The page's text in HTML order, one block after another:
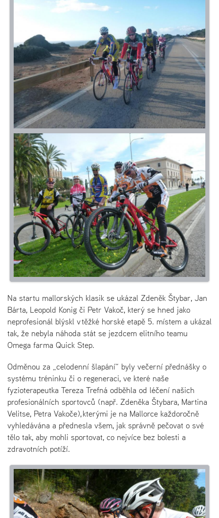
Na startu mallorských klasik se ukázal Zdeněk Štybar, Jan
Bárta, Leopold Konig či Petr Vakoč, který se hned jako
neprofesionál blýskl v těžké horské etapě 5. místem a ukázal
tak, že nebyla náhoda stát se jezdcem elitního teamu
Omega farma Quick Step.
Odměnou za „celodenní šlapání“ byly večerní přednášky o
systému tréninku či o regeneraci, ve které naše
fyzioterapeutka Tereza Trefná odběhla od léčení našich
profesionálních sportovců (např. Zdeněka Štybara, Martina
Velitse, Petra Vakoče), kterými je na Mallorce každoročně
vyhledávána a přednesla všem, jak správně pečovat o své
tělo tak, aby mohli sportovat, co nejvíce bez bolesti a
zdravotních potíží.